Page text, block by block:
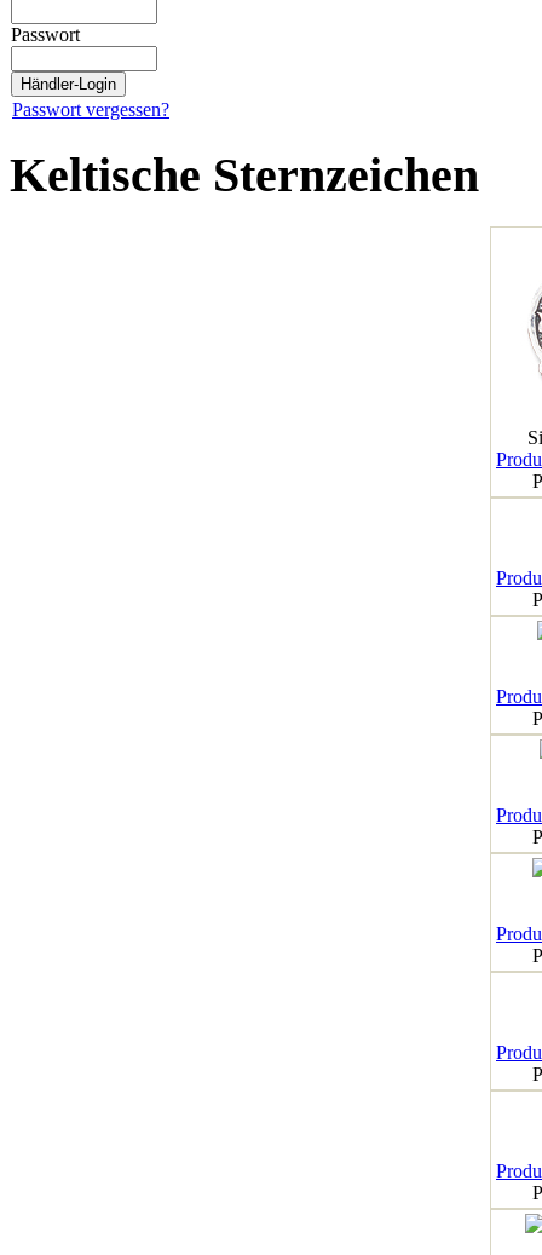
Passwort
Passwort vergessen?
Keltische Sternzeichen